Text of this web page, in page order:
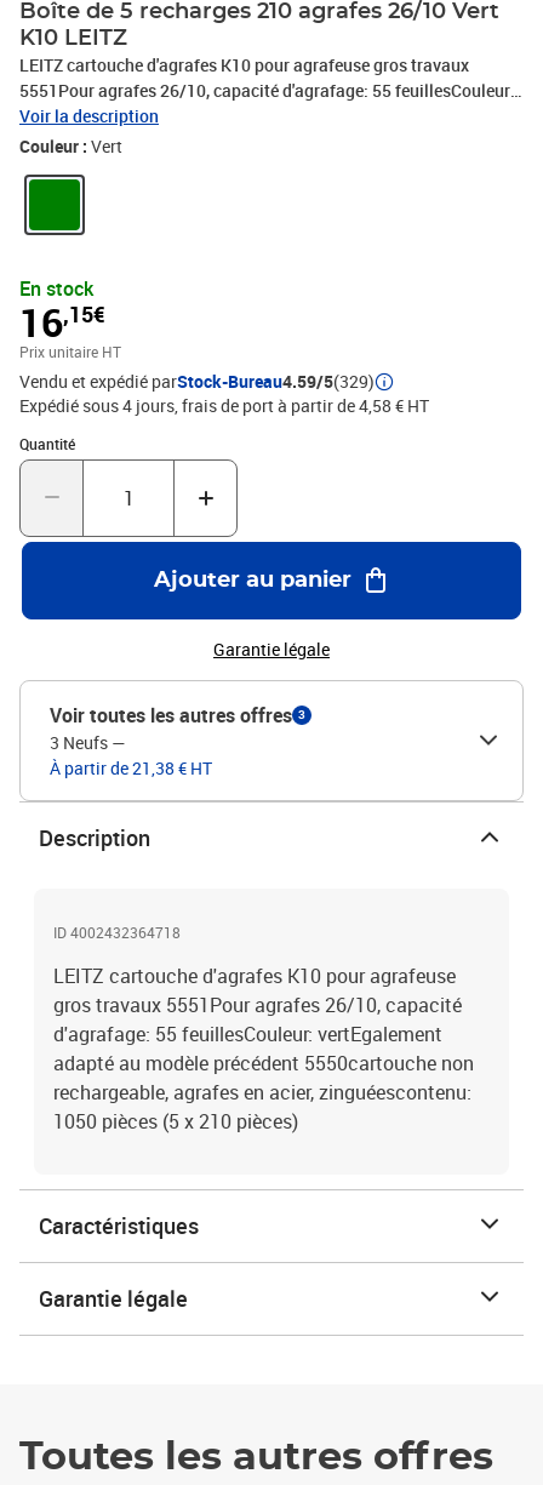
Boîte de 5 recharges 210 agrafes 26/10 Vert
K10 LEITZ
LEITZ cartouche d'agrafes K10 pour agrafeuse gros travaux
5551Pour agrafes 26/10, capacité d'agrafage: 55 feuillesCouleur:
vertEgalement adapté au modèle précédent 5550cartouche non
rechargeable, agrafes en acier, zinguéescontenu: 1050 pièces (5 x
Voir la description
Couleur : Vert
En stock
16,15€
Prix unitaire HT
Vendu et expédié parStock-Bureau4.59/5(329)
Expédié sous 4 jours, frais de port à partir de 4,58 € HT
Quantité
Quantité : 1
Ajouter au panier
Garantie légale
Voir toutes les autres offres 3
3 Neufs —
À partir de 21,38 € HT
Description
ID 4002432364718
LEITZ cartouche d'agrafes K10 pour agrafeuse
gros travaux 5551Pour agrafes 26/10, capacité
d'agrafage: 55 feuillesCouleur: vertEgalement
adapté au modèle précédent 5550cartouche non
rechargeable, agrafes en acier, zinguéescontenu:
1050 pièces (5 x 210 pièces)
Caractéristiques
Garantie légale
Toutes les autres offres